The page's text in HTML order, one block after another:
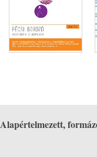
Alapértelmezett,